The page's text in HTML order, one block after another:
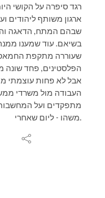
רגד סיפרה על הקושי
ארגון משותף ליהודים
שבהם המתח, הדאגה
בשיאם. עוד שמענו
שעוררה מתקפת
הפלסטינים, פחד שונה
אבל לא פחות עוצמתי
העבודה מול משרדי
מתפקדים ועל
משהו - ליום שאחרי.